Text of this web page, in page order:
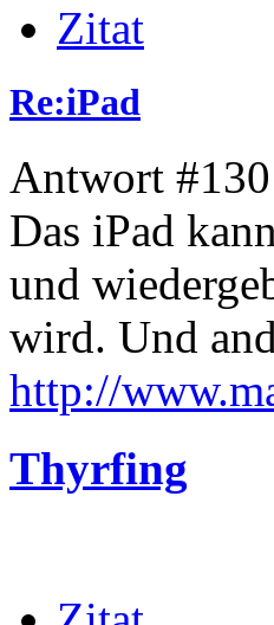
Zitat
Re:iPad
Antwort
Das iPad
und
wird. Und
http://
Thyrfing